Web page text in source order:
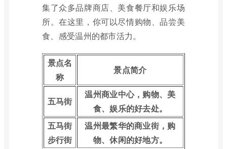
集了众多品牌商店、美食餐厅和娱乐场
所。在这里，你可以尽情购物、品尝美
食、感受温州的都市活力。
景点名
称
景点简介
五马街
温州商业中心，购物、美
食、娱乐的好去处。
五马街
步行街
温州最繁华的商业街，购
物、休闲的好地方。